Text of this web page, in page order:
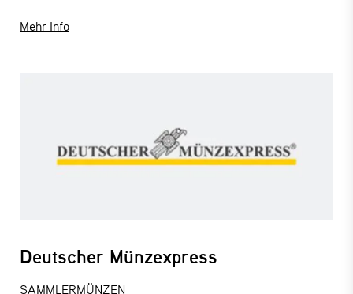
Mehr Info
Deutscher Münzexpress
SAMMLERMÜNZEN